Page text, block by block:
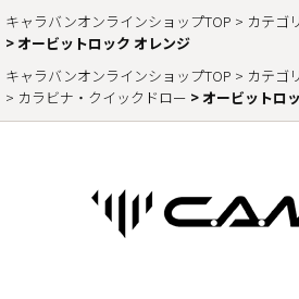
キャラバンオンラインショップTOP
カテゴ
オービットロック オレンジ
キャラバンオンラインショップTOP
カテゴ
カラビナ・クイックドロー
オービットロ